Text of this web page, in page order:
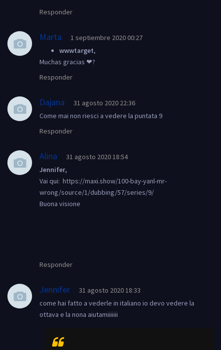
Responder
Marta
1 septiembre 2020 00:27
wwwtarget,
Muchas gracias ❤?
Responder
Dajana
31 agosto 2020 22:36
Come mai non riesci a vedere la puntata 9
Responder
Alina
31 agosto 2020 18:54
Jennifer,
Vai qui: https://maxi.show/100-bay-yanl-mr-
wrong/source/1/dubbing/57/series/9/
Buona visione
Responder
Jennifer
31 agosto 2020 18:33
come hai fatto a vederle in italiano io devo vedere la
ottava e la nona aiutamiiiiiii